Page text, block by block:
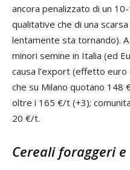
ancora penalizzato di un
qualitative che di una
lentamente sta tornando).
minori semine in Italia (ed
causa l’export (effetto
che su Milano quotano 148
oltre i 165 €/t (+3);
20 €/t.
Cereali foraggeri